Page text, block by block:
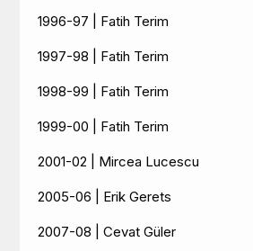
1996-97 | Fatih Terim
1997-98 | Fatih Terim
1998-99 | Fatih Terim
1999-00 | Fatih Terim
2001-02 | Mircea Lucescu
2005-06 | Erik Gerets
2007-08 | Cevat Güler